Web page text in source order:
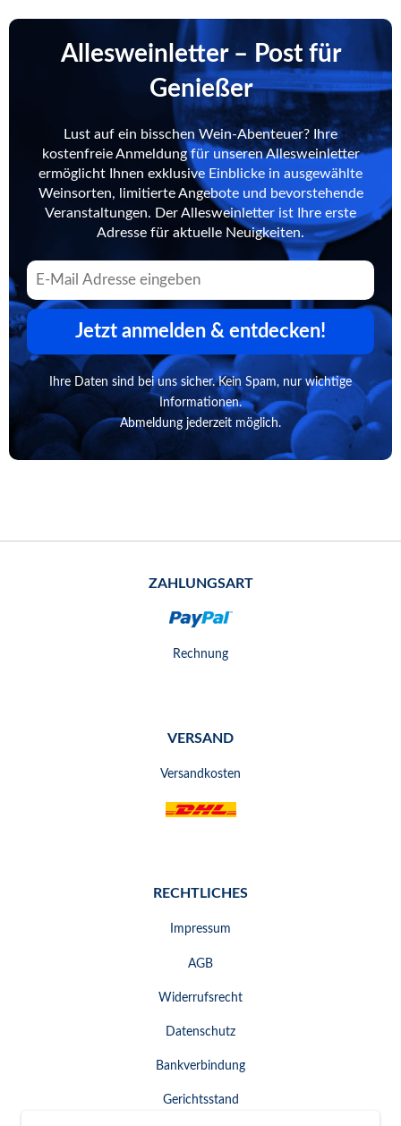
Allesweinletter – Post für
Genießer
Lust auf ein bisschen Wein-Abenteuer? Ihre
kostenfreie Anmeldung für unseren Allesweinletter
ermöglicht Ihnen exklusive Einblicke in ausgewählte
Weinsorten, limitierte Angebote und bevorstehende
Veranstaltungen. Der Allesweinletter ist Ihre erste
Adresse für aktuelle Neuigkeiten.
Jetzt anmelden & entdecken!
Ihre Daten sind bei uns sicher. Kein Spam, nur wichtige
Informationen.
Abmeldung jederzeit möglich.
ZAHLUNGSART
Rechnung
VERSAND
Versandkosten
RECHTLICHES
Impressum
AGB
Widerrufsrecht
Datenschutz
Bankverbindung
Gerichtsstand